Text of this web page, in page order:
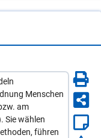
Menschen
am
Sie wählen
führen